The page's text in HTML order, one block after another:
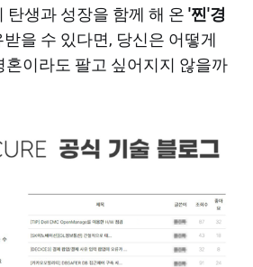
탄생과 성장을 함께 해 온 '찐'경
받을 수 있다면, 당신은 어떻게
혼이라도 팔고 싶어지지 않을까